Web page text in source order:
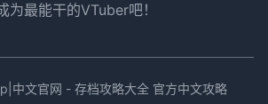
为最能干的VTuber吧！
中文官网 - 存档攻略大全 官方中文攻略